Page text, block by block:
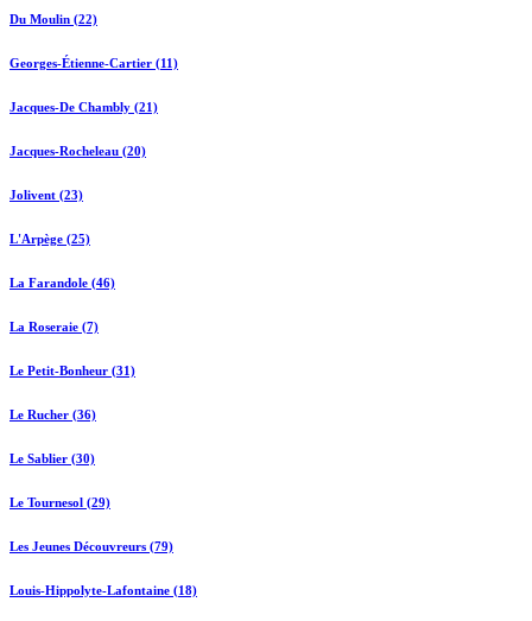
Du Moulin (22)
Georges-Étienne-Cartier (11)
Jacques-De Chambly (21)
Jacques-Rocheleau (20)
Jolivent (23)
L'Arpège (25)
La Farandole (46)
La Roseraie (7)
Le Petit-Bonheur (31)
Le Rucher (36)
Le Sablier (30)
Le Tournesol (29)
Les Jeunes Découvreurs (79)
Louis-Hippolyte-Lafontaine (18)